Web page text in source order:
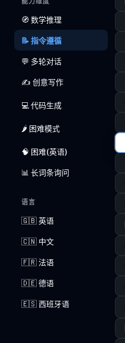
🧭 数学推理
📝 指令遵循
💬 多轮对话
✍️ 创意写作
💻 代码生成
🌶️ 困难模式
🧠 困难(英语)
📊 长词条询问
语言
🇬🇧 英语
🇨🇳 中文
🇫🇷 法语
🇩🇪 德语
🇪🇸 西班牙语